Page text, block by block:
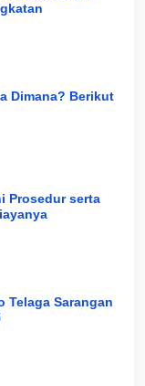
Dimana? Berikut
Prosedur serta
Telaga Sarangan